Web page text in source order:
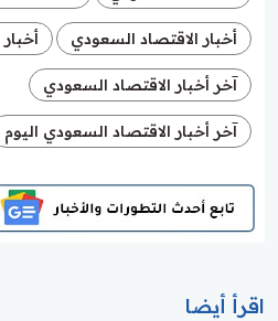
أخبار الاقتصاد السعودي
آخر أخبار الاقتصاد السعودي
آخر أخبار الاقتصاد السعودي اليوم
اقرأ أيضا